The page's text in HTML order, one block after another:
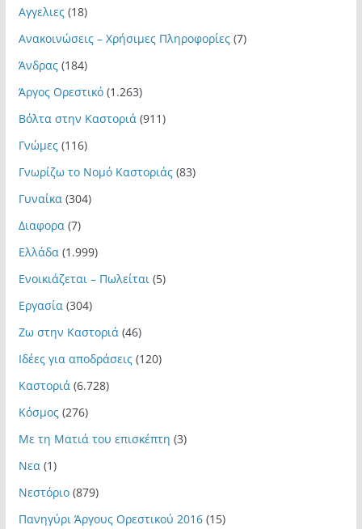
Αγγελιες(18)
Ανακοινώσεις – Χρήσιμες Πληροφορίες(7)
Άνδρας(184)
Άργος Ορεστικό(1.263)
Βόλτα στην Καστοριά (911)
Γνώμες(116)
Γνωρίζω το Νομό Καστοριάς(83)
Γυναίκα (304)
Διαφορα (7)
Ελλάδα (1.999)
Ενοικιάζεται – Πωλείται (5)
Εργασία (304)
Ζω στην Καστοριά (46)
Ιδέες για αποδράσεις(120)
Καστοριά (6.728)
Κόσμος(276)
Με τη Ματιά του επισκέπτη (3)
Νεα (1)
Νεστόριο(879)
Πανηγύρι Άργους Ορεστικού 2016(15)